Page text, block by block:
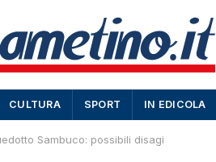
CULTURA SPORT IN EDICOLA
Sambuco: possibili disagi